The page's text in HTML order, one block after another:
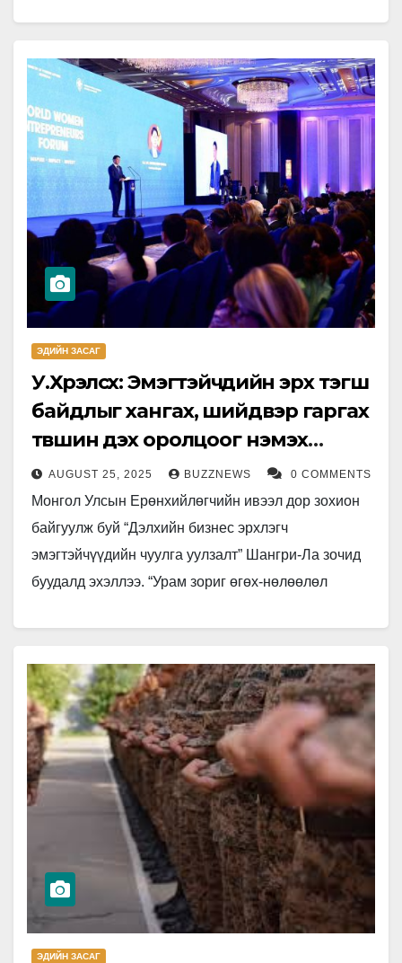
ЭДИЙН ЗАСАГ
У.Хүрэлсүх: Эмэгтэйчүүдийн эрх тэгш
байдлыг хангах, шийдвэр гаргах
түвшин дэх оролцоог нэмэх
шаардлагатай
AUGUST 25, 2025 BUZZNEWS 0 COMMENTS
Монгол Улсын Ерөнхийлөгчийн ивээл дор зохион
байгуулж буй “Дэлхийн бизнес эрхлэгч
эмэгтэйчүүдийн чуулга уулзалт” Шангри-Ла зочид
буудалд эхэллээ. “Урам зориг өгөх-нөлөөлөл
ЭДИЙН ЗАСАГ